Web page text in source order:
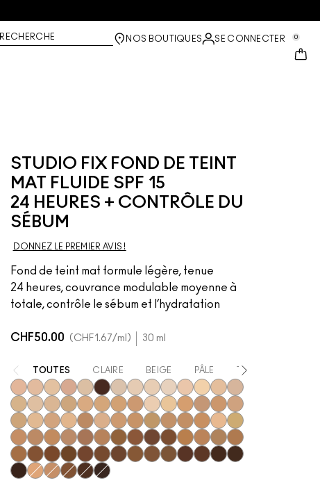
RECHERCHE NOS BOUTIQUES SE CONNECTER 0
STUDIO FIX FOND DE TEINT
MAT FLUIDE SPF 15
24 HEURES + CONTRÔLE DU
SÉBUM
DONNEZ LE PREMIER AVIS !
Fond de teint mat formule légère, tenue
24 heures, couvrance modulable moyenne à
totale, contrôle le sébum et l’hydratation
CHF50.00 CHF1.67/ml 30 ml
TOUTES CLAIRE BEIGE PÂLE TRÈS FONCÉE
N11N18N10N12NC5NW63
NC10NW5NW10NC12N4 NC13NW13N4.5
NC15N4.75NC16NC17NC18NW15NC20NW18C4C40NC25NW20
NW22NC27
NC30
N5 N6 C3.5NW25
N6.5NC35NC37NC38NC40NC41NC42C4.5C45
NC43.5
NC44NC44.5
NW30NW33NW35NW40NW43NW44NW45
C8NC45NC45.5
NC46
NC47NC50NW46NW47NW48
NW50NW53